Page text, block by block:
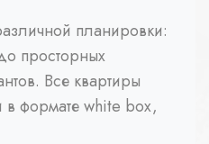
планировки:
просторных
Все квартиры
формате white box,